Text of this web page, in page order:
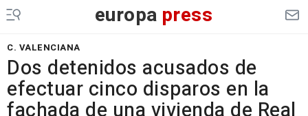
europa press
C. VALENCIANA
Dos detenidos acusados de
efectuar cinco disparos en la